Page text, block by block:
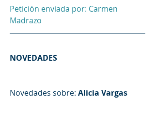
Petición enviada por: Carmen
Madrazo
NOVEDADES
Novedades sobre: Alicia Vargas